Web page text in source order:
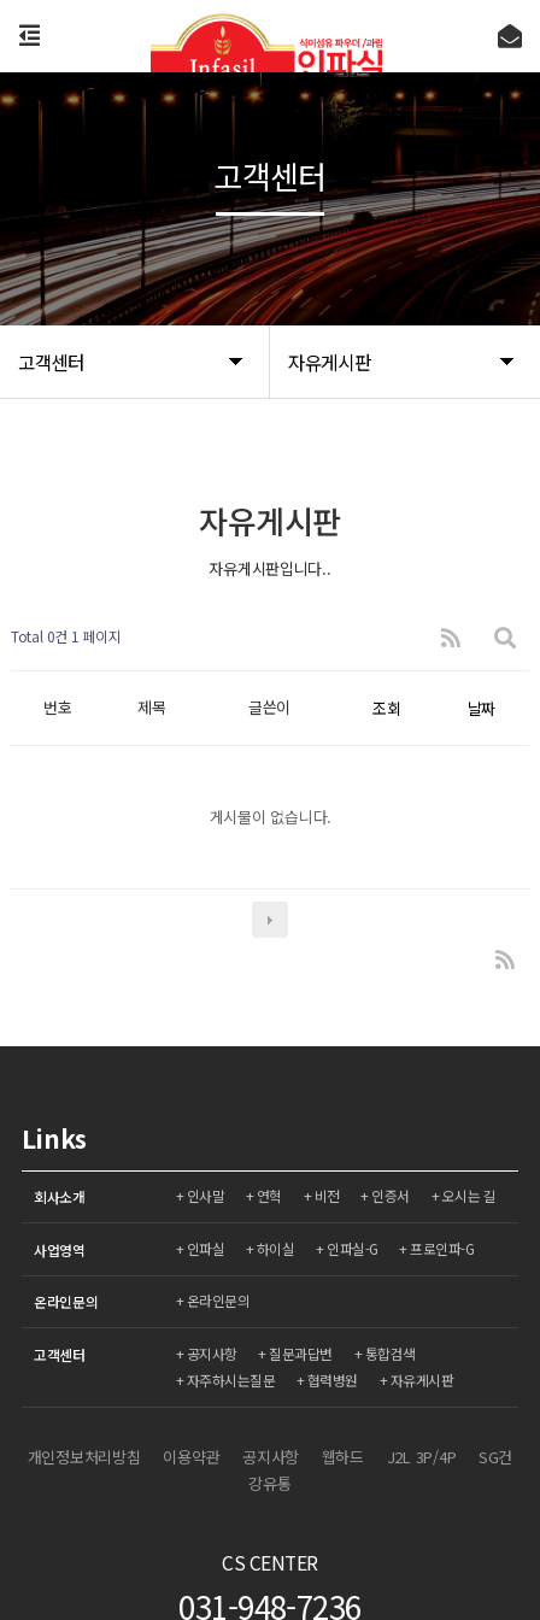
고객센터 자유게시판
고객센터
자유게시판
자유게시판입니다..
Total 0건 1 페이지
번호 제목 글쓴이 조회 날짜
게시물이 없습니다.
Links
회사소개 인사말 연혁 비전 인증서 오시는 길
사업영역 인파실 하이실 인파실-G 프로인파-G
온라인문의 온라인문의
고객센터 공지사항 질문과답변
통합검색
자주하시는질문
협력병원 자유게시판
개인정보처리방침 이용약관 공지사항 웹하드 J2L 3P/4P
SG건
강유통
CS CENTER
031-948-7236